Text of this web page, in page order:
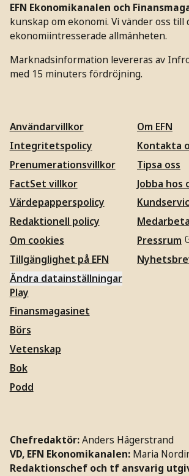
EFN Ekonomikanalen och
kunskap om ekonomi. Vi vänder oss till
ekonomiintresserade allmänheten.
Marknadsinformation levereras av
med 15 minuters fördröjning.
Användarvillkor
Integritetspolicy
Prenumerationsvillkor
FactSet villkor
Värdepapperspolicy
Redaktionell policy
Om cookies
Tillgänglighet på EFN
Ändra datainställningar
Om EFN
Kontakta
Tipsa oss
Jobba hos
Pressrum
Play
Finansmagasinet
Börs
Vetenskap
Bok
Podd
Chefredaktör:Anders Hägerstrand
VD, EFN Ekonomikanalen: Maria
Redaktionschef och tf ansvarig